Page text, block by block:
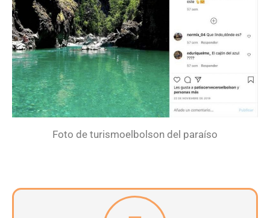
Foto de turismoelbolson del paraíso